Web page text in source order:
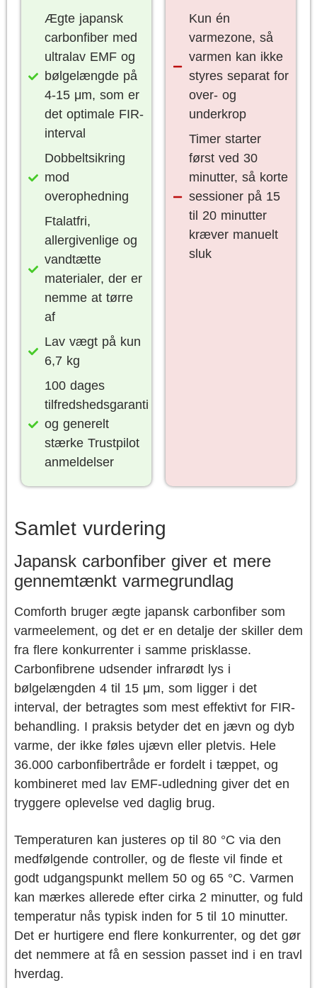
Ægte japansk
carbonfiber med
ultralav EMF og
bølgelængde på
4-15 μm, som er
det optimale FIR-
interval
Dobbeltsikring
mod
overophedning
Ftalatfri,
allergivenlige og
vandtætte
materialer, der er
nemme at tørre
af
Lav vægt på kun
6,7 kg
100 dages
tilfredshedsgaranti
og generelt
stærke Trustpilot
anmeldelser
Kun én
varmezone, så
varmen kan ikke
styres separat for
over- og
underkrop
Timer starter
først ved 30
minutter, så korte
sessioner på 15
til 20 minutter
kræver manuelt
sluk
Samlet vurdering
Japansk carbonfiber giver et mere
gennemtænkt varmegrundlag
Comforth bruger ægte japansk carbonfiber som
varmeelement, og det er en detalje der skiller dem
fra flere konkurrenter i samme prisklasse.
Carbonfibrene udsender infrarødt lys i
bølgelængden 4 til 15 μm, som ligger i det
interval, der betragtes som mest effektivt for FIR-
behandling. I praksis betyder det en jævn og dyb
varme, der ikke føles ujævn eller pletvis. Hele
36.000 carbonfibertråde er fordelt i tæppet, og
kombineret med lav EMF-udledning giver det en
tryggere oplevelse ved daglig brug.
Temperaturen kan justeres op til 80 °C via den
medfølgende controller, og de fleste vil finde et
godt udgangspunkt mellem 50 og 65 °C. Varmen
kan mærkes allerede efter cirka 2 minutter, og fuld
temperatur nås typisk inden for 5 til 10 minutter.
Det er hurtigere end flere konkurrenter, og det gør
det nemmere at få en session passet ind i en travl
hverdag.